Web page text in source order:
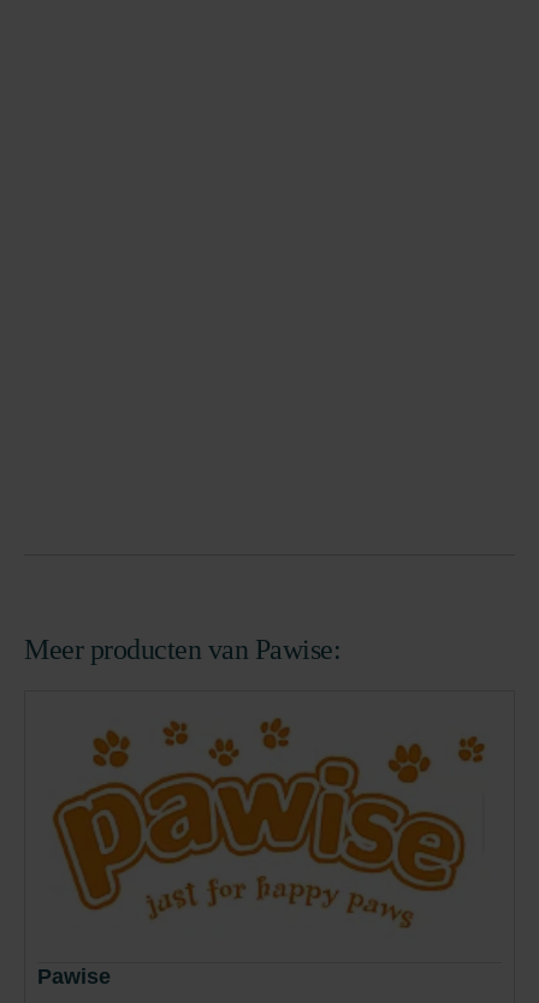
Meer producten van Pawise:
Pawise